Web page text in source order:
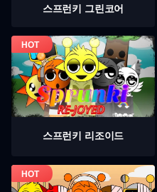
스프런키 그린코어
스프런키 리조이드